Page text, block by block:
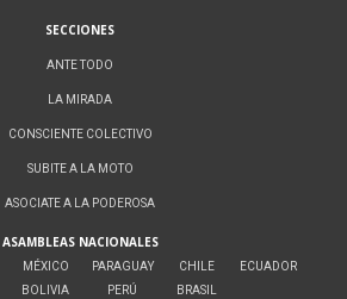
SECCIONES
ANTE TODO
LA MIRADA
CONSCIENTE COLECTIVO
SUBITE A LA MOTO
ASOCIATE A LA PODEROSA
ASAMBLEAS NACIONALES
MÉXICO
BOLIVIA
PARAGUAY
PERÚ
CHILE
BRASIL
ECUADOR